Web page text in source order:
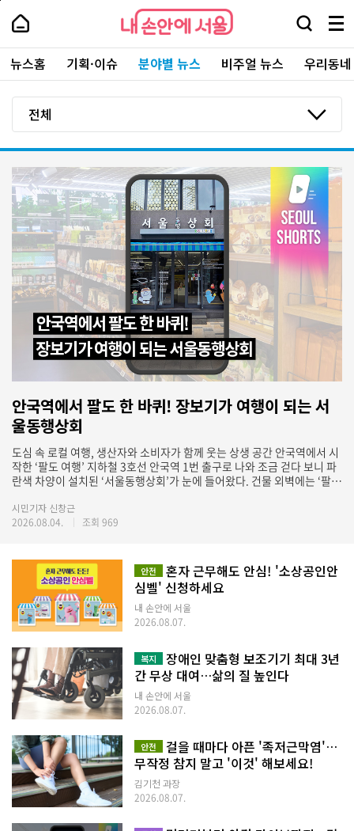
본
로
가
내
손
안
에
서
울
-
울
대
표
소
통
포
털
내
손
에
울
검
창
열
기
메
뉴
전
체
보
기
주
요
서
가
뉴스홈 기획·이슈 분야별 뉴스 비주얼 뉴스 우리동
분
야
별
뉴
스
전체
전
체
안국역에서 팔도 한 바퀴! 장보기가 여행이 되는 서
울동행상회
도심 속 로컬 여행, 생산자와 소비자가 함께 웃는 상생 공간 안국역에서 시
작한 ‘팔도 여행’ 지하철 3호선 안국역 1번 출구로 나와 조금 걷다 보니 파
란색 차양이 설치된 ‘서울동행상회’가 눈에 들어왔다. 건물 외벽에는 ‘팔도
쪽에는 장바구니를 든 커다란 해치 캐릭터가 방문객을 반기고 있었다. 전
통적인 농산물 판매장이라기보다 밝고 친근한 지역 문화 공간에 가까운 첫
상남북도, 제주도까지 지역 이름과 대표 먹거리가 지도 위에 표시돼 있었
다. 서울 한복판에 서 있으면서도 팔도를 차례로 여행하는 듯한 기분이 들
었다. 매대만 급히 둘러보기보다 지역 안내를 하나씩 읽으며 걸으니, 상품
이 어느 고장에서 왔고 어떤 환경에서 만들어졌는지 자연스럽게 궁금해졌
다. 서울동행상회는 2018년 지역 중·소농의 판로를 돕기 위해 문을 연 서
울시의 지역상생 공간이다. 최근 한 달여간 재정비를 거쳐 올해 6월 17일
새롭게 재개장했다. ☞ [관련 기사] 보러와요! 달라진 '서울동행상회'…3
일간 이벤트·시식행사진열대마다 펼쳐지는 전국의 맛 매장 안쪽으로 들
어갈수록 예상보다 다양한 상품이 진열돼 있어 놀라웠다. 쌀과 잡곡, 건나
물, 양념류 같은 기본 식재료부터 간식, 차, 음료, 즉석식품과 간편식까지
한 끼 식사와 선물을 모두 준비할 수 있을 만큼 구성도 풍부했다. 포장지 앞
면에 적힌 지역 이름을 읽는 재미도 쏠쏠했다. 평소 대형마트에서 쉽게 지
나치던 제품도 생산지를 알고 바라보니 새롭게 느껴졌다. 현재 이곳에는
전국 약 150개 지역, 403개 업체가 생산한 농수특산물과 가공식품 등
2,000여 개 상품이 입점해 있다. 정기적인 입점 심사를 거친 상품만 취급
한다는 점도 장을 보는 시민에게는 신뢰를 더한다. 선반에는 비슷해 보이
지만 재료와 제조 방식이 조금씩 다른 제품들이 나란히 놓여 있었다. 가격
표와 원재료 표시를 비교하며 천천히 둘러보니, 장보기 자체가 지역을 알
아가는 시간이 됐다. 제철 먹거리와 지역별 가공식품을 한자리에서 만날
시민기자 신창근
2026.08.04. 조회 969
안전
심벨' 신청하세요
내 손안에 서울
2026.08.07.
복지
간 무상 대여…삶의 질 높인다
내 손안에 서울
2026.08.07.
안전
무작정 참지 말고 '이것' 해보세요!
김기천 과장
2026.08.07.
성북구 송파구 양천구 영등
페
상
단
로